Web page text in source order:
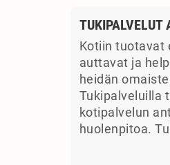
TUKIPALVELUT
Kotiin tuotavat
auttavat ja
heidän
Tukipalveluilla
kotipalvelun
huolenpitoa.